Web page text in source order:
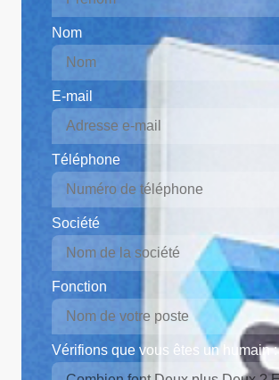
Nom
E-mail
Téléphone
Société
Fonction
Vérifions que vous êtes un humain :